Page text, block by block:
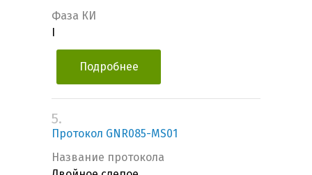
Фаза КИ
Подробнее
5.
Протокол GNR085-MS01
Название протокола